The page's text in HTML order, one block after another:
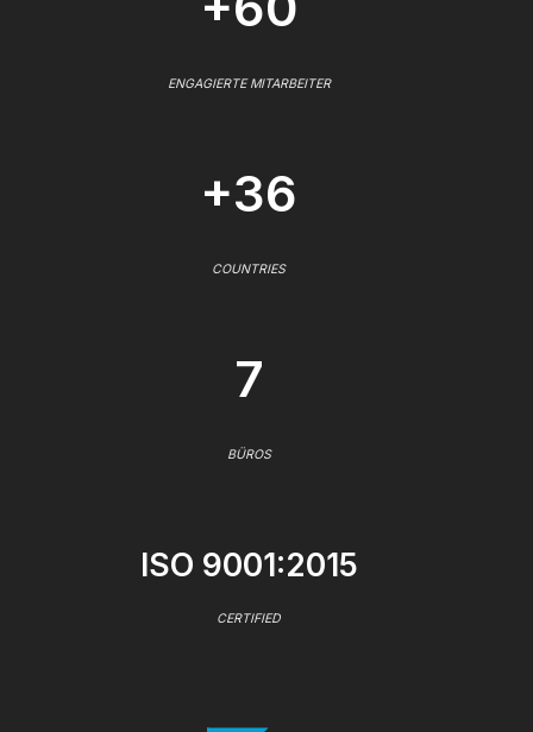
ENGAGIERTE MITARBEITER
+36
COUNTRIES
7
BÜROS
ISO 9001:2015
CERTIFIED